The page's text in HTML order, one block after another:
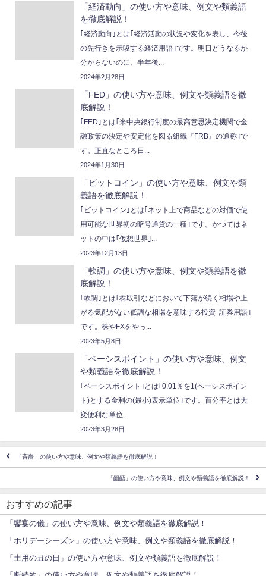
「経済動向」の使い方や意味、例文や類義語
を徹底解説！
｢経済動向｣とは｢経済活動の状況や変化を表し、今後
の先行きを示唆する経済用語｣です。明日どうなるか
分からないのに、半年後...
2024年2月28日
「FED」の使い方や意味、例文や類義語を徹
底解説！
｢FED｣とは｢米中央銀行制度の最高意思決定機関で金
融政策の決定や安定化を図る組織『FRB』の通称｣で
す。正直なところ日...
2024年1月30日
「ビットコイン」の使い方や意味、例文や類
義語を徹底解説！
｢ビットコイン｣とは｢ネット上で商品などの対価で使
用可能な世界初の暗号通貨の一種｣です。かつてはネ
ットの中は｢仮想世界｣...
2023年12月13日
「軟調」の使い方や意味、例文や類義語を徹
底解説！
｢軟調｣とは｢株取引などにおいて下落が続く相場や上
がる気配がない低調な相場を意味する投資･証券用語｣
です。株やFXをやっ...
2023年5月8日
「ベーシスポイント」の使い方や意味、例文
や類義語を徹底解説！
｢ベーシスポイント｣とは｢0.01％を1(ベーシスポイン
ト)とする金利の(最小)表示単位｣です。百分率とは大
変便利な単位...
2023年3月28日
「吝嗇」の使い方や意味、例文や類義語を徹底解説！
「齟齬」の使い方や意味、例文や類義語を徹底解説！
おすすめの記事
「饗宴の儀」の使い方や意味、例文や類義語を徹底解説！
「ホリデーシーズン」の使い方や意味、例文や類義語を徹底解説！
「土用の丑の日」の使い方や意味、例文や類義語を徹底解説！